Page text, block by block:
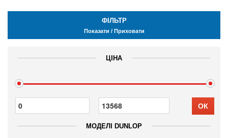
ФІЛЬТР
Показати / Приховати
ЦІНА
ОК
МОДЕЛІ DUNLOP